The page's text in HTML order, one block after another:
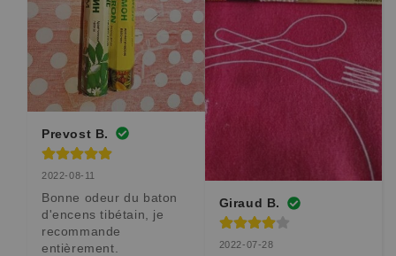
Prevost B.
2022-08-11
Bonne odeur du baton
d'encens tibétain, je
recommande
entièrement.
Giraud B.
2022-07-28